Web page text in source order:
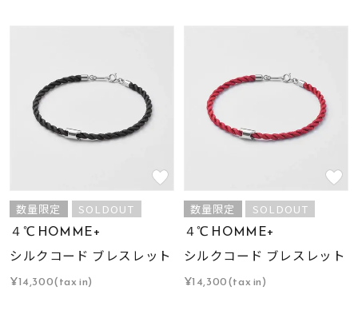
数量限定 SOLDOUT
４℃ HOMME+
シルクコード ブレスレット
¥14,300(tax in)
数量限定 SOLDOUT
４℃ HOMME+
シルクコード ブレスレット
¥14,300(tax in)